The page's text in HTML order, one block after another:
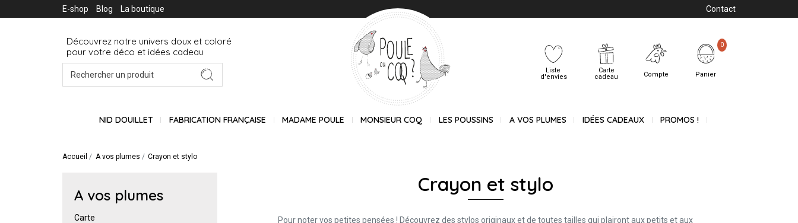
E-shop Blog La boutique Contact
Découvrez notre univers doux et coloré
pour votre déco et idées cadeau
Liste
d'envies
Carte
cadeau
Compte Panier
0
NID DOUILLET FABRICATION FRANÇAISE MADAME POULE MONSIEUR COQ LES POUSSINS A VOS PLUMES IDÉES CADEAUX PROMOS !
Accueil A vos plumes Crayon et stylo
A vos plumes
Carte
Crayon et stylo
Pour noter vos petites pensées ! Découvrez des stylos originaux et de toutes tailles qui plairont aux petits et aux